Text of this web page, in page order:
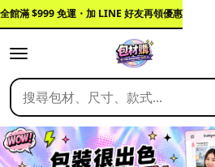
全館滿 $999 免運・加 LINE 好友再領優惠